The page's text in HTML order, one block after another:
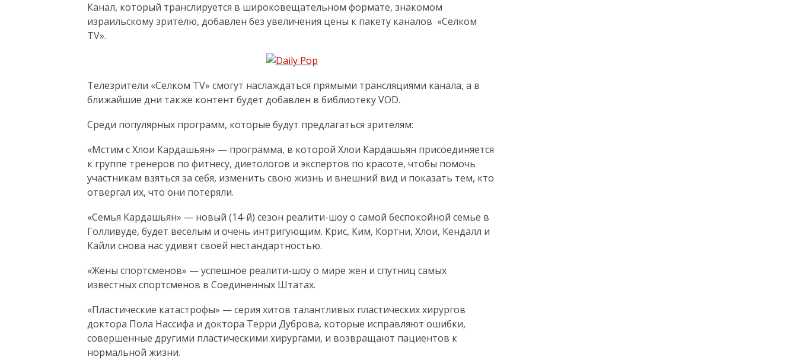
Канал, который транслируется в широковещательном формате, знакомом
израильскому зрителю, добавлен без увеличения цены к пакету каналов «Селком
TV».
Телезрители «Селком TV» смогут наслаждаться прямыми трансляциями канала, а в
ближайшие дни также контент будет добавлен в библиотеку VOD.
Среди популярных программ, которые будут предлагаться зрителям:
«Мстим с Хлои Кардашьян» — программа, в которой Хлои Кардашьян присоединяется
к группе тренеров по фитнесу, диетологов и экспертов по красоте, чтобы помочь
участникам взяться за себя, изменить свою жизнь и внешний вид и показать тем, кто
отвергал их, что они потеряли.
«Семья Кардашьян» — новый (14-й) сезон реалити-шоу о самой беспокойной семье в
Голливуде, будет веселым и очень интригующим. Крис, Ким, Кортни, Хлои, Кендалл и
Кайли снова нас удивят своей нестандартностью.
«Жены спортсменов» — успешное реалити-шоу о мире жен и спутниц самых
известных спортсменов в Соединенных Штатах.
«Пластические катастрофы» — серия хитов талантливых пластических хирургов
доктора Пола Нассифа и доктора Терри Дуброва, которые исправляют ошибки,
совершенные другими пластическими хирургами, и возвращают пациентов к
нормальной жизни.